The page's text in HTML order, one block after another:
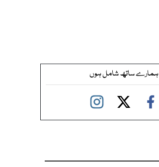
ہمارے ساتھ شامل ہوں